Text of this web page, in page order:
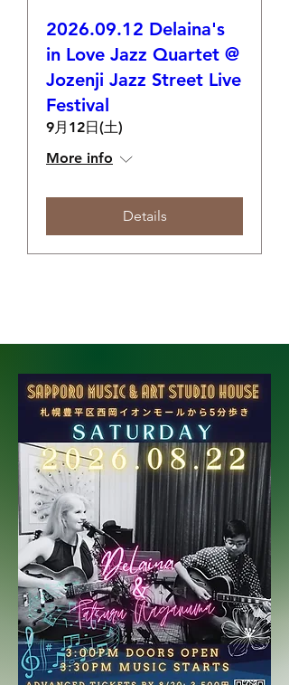
2026.09.12 Delaina's
in Love Jazz Quartet @
Jozenji Jazz Street Live
Festival
9月12日(土)
More info
Details